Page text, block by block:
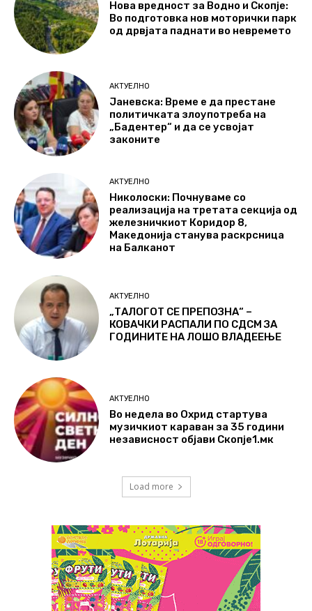
Нова вредност за Водно и Скопје:
Во подготовка нов моторички парк
од дрвјата паднати во невремето
АКТУЕЛНО
Јаневска: Време е да престане
политичката злоупотреба на
„Бадентер“ и да се усвојат
законите
АКТУЕЛНО
Николоски: Почнуваме со
реализација на третата секција од
железничкиот Коридор 8,
Македонија станува раскрсница
на Балканот
АКТУЕЛНО
„ТАЛОГОТ СЕ ПРЕПОЗНА“ –
КОВАЧКИ РАСПАЛИ ПО СДСМ ЗА
ГОДИНИТЕ НА ЛОШО ВЛАДЕЕЊЕ
АКТУЕЛНО
Во недела во Охрид стартува
музичкиот караван за 35 години
независност објави Скопје1.мк
Load more